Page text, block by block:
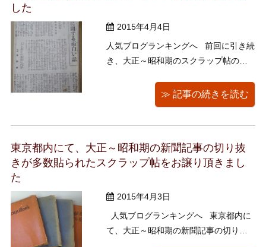
した
2015年4月4日
人気ブログランキングへ 前回に引き続
き、大正～昭和期のスクラップ帖のご
りましたので、今回はその中で目を引
いた記事を見ていきましょう。 ↓ 動物
クである。世に ...
≫ 記事の続きを読む
東京都内にて、大正～昭和期の新聞記事の切り抜
きが多数貼られたスクラップ帖をお譲り頂きまし
た
2015年4月3日
人気ブログランキングへ 東京都内に
て、大正～昭和期の新聞記事の切り抜